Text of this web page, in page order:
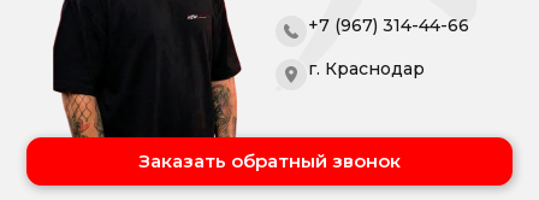
+7 (967) 314-44-66
г. Краснодар
Заказать обратный звонок